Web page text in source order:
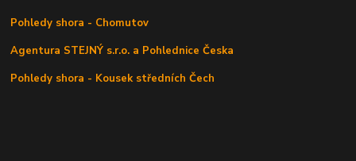
Pohledy shora - Chomutov
Agentura STEJNÝ s.r.o. a Pohlednice Česka
Pohledy shora - Kousek středních Čech